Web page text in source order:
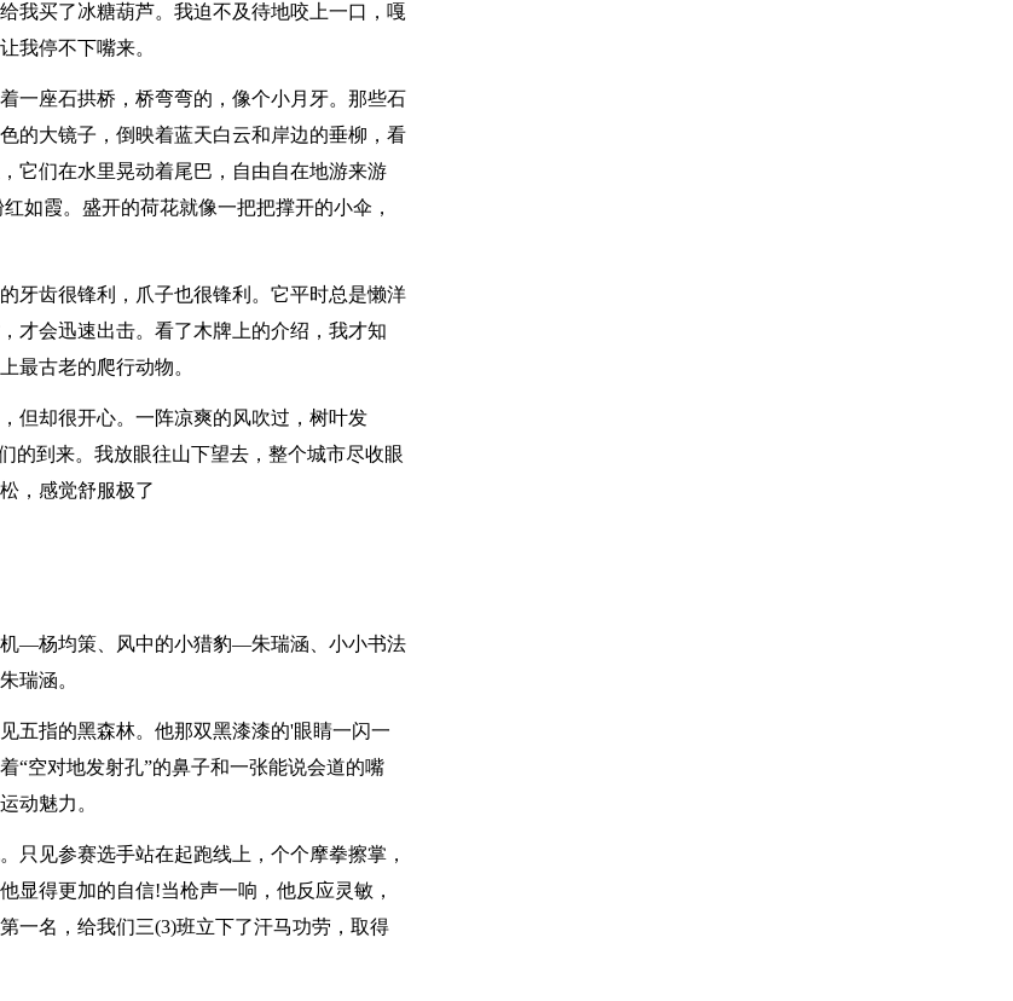
我买了冰糖葫芦。我迫不及待地咬上一口，嘎
我停不下嘴来。
座石拱桥，桥弯弯的，像个小月牙。那些石
的大镜子，倒映着蓝天白云和岸边的垂柳，看
它们在水里晃动着尾巴，自由自在地游来游
如霞。盛开的荷花就像一把把撑开的小伞，
齿很锋利，爪子也很锋利。它平时总是懒洋
才会迅速出击。看了木牌上的介绍，我才知
最古老的爬行动物。
却很开心。一阵凉爽的风吹过，树叶发
的到来。我放眼往山下望去，整个城市尽收眼
，感觉舒服极了
—杨均策、风中的小猎豹—朱瑞涵、小小书法
瑞涵。
指的黑森林。他那双黑漆漆的'眼睛一闪一
“空对地发射孔”的鼻子和一张能说会道的嘴
动魅力。
见参赛选手站在起跑线上，个个摩拳擦掌，
显得更加的自信!当枪声一响，他反应灵敏，
一名，给我们三(3)班立下了汗马功劳，取得